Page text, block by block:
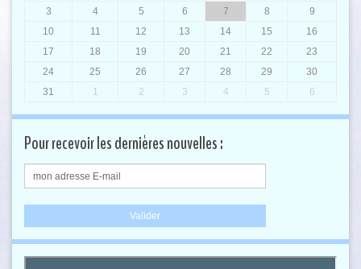
3
4 5 6 7 8
9
10
11 12 13 14 15
16
17
18 19 20 21 22
23
24
25 26 27 28 29
30
31
1 2 3 4 5 6
Pour recevoir les dernières nouvelles :